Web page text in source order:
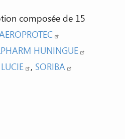
composée de 15
HUNINGUE
, SORIBA